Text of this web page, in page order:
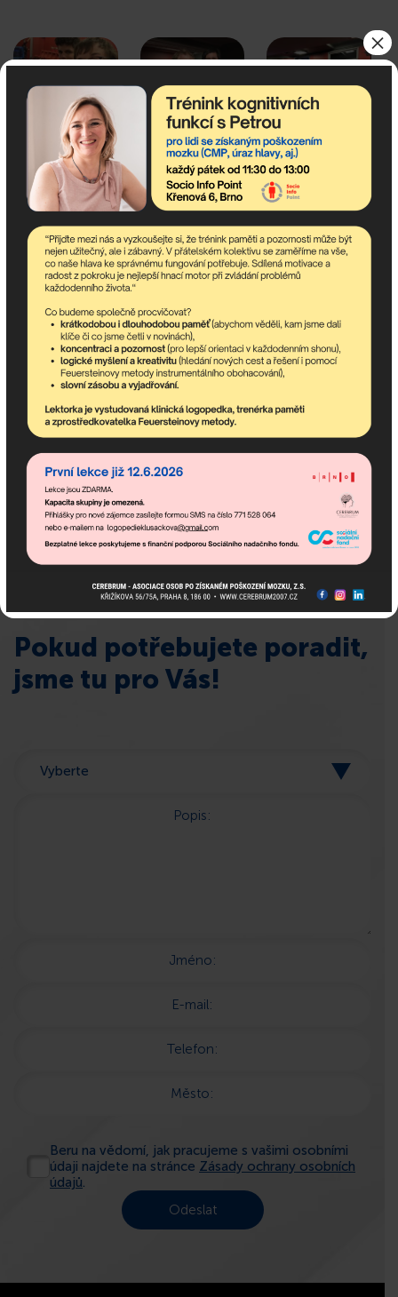
< Nordic walking Přednáška: Ázerbájdžán 18.3. >
Odebírejte newsletter!
newsletter obsahuje nejaktuálnější nadcházející akce
komunitního centra a dění v asociaci.
Pokud potřebujete poradit,
jsme tu pro Vás!
Popis:
Jméno:
E-mail:
Telefon:
Město:
Beru na vědomí, jak pracujeme s vašimi osobními
údaji najdete na stránce Zásady ochrany osobních
údajů.
×